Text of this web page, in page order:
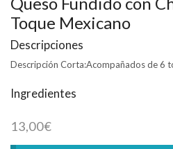
Toque Mexicano
Descripciones
Descripción Corta:Acompañados de 6
Ingredientes
13,00€